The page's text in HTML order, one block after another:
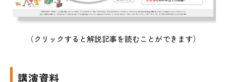
（クリックすると解説記事を読むことができます）
講演資料